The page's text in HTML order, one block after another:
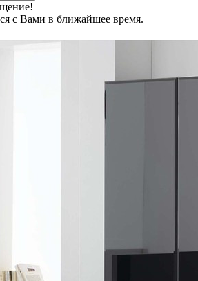
с Вами в ближайшее время.